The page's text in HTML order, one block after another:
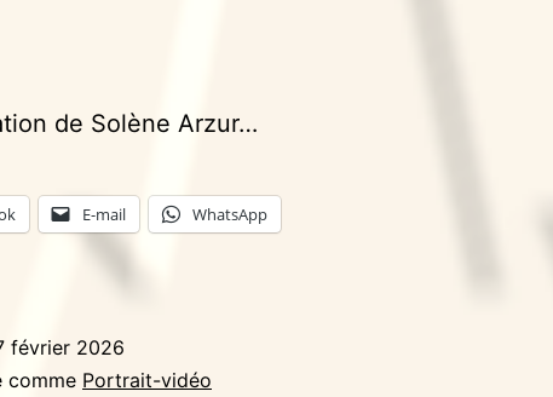
de Solène Arzur…
E-mail WhatsApp
février 2026
comme Portrait-vidéo